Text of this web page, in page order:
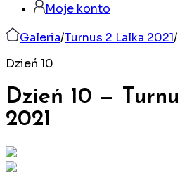
Moje konto
Galeria/Turnus 2 Lalka 2021/
Dzień 10
Dzień 10 —
2021